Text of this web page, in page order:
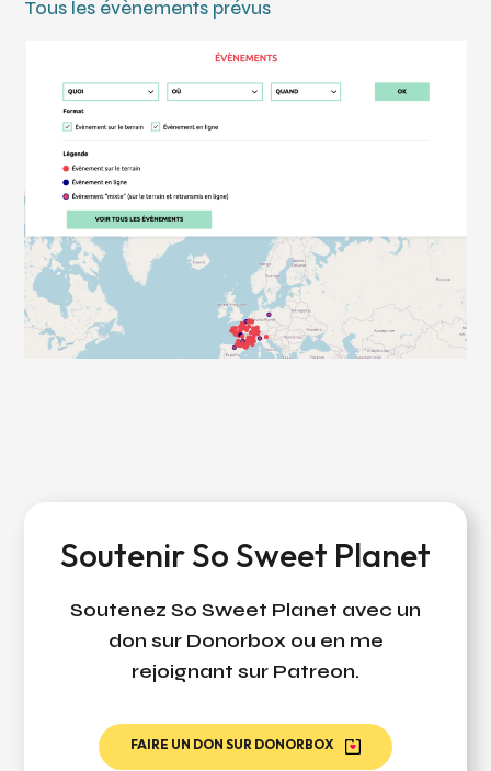
Tous les évènements prévus
Soutenir So Sweet Planet
Soutenez So Sweet Planet avec un
don sur Donorbox ou en me
rejoignant sur Patreon.
FAIRE UN DON SUR DONORBOX